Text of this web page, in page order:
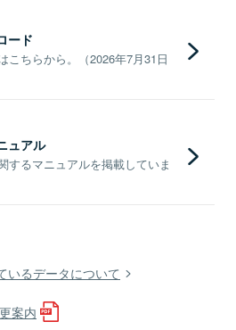
ード
こちらから。（2026年7月31日
ュアル
するマニュアルを掲載していま
いるデータについて
案内